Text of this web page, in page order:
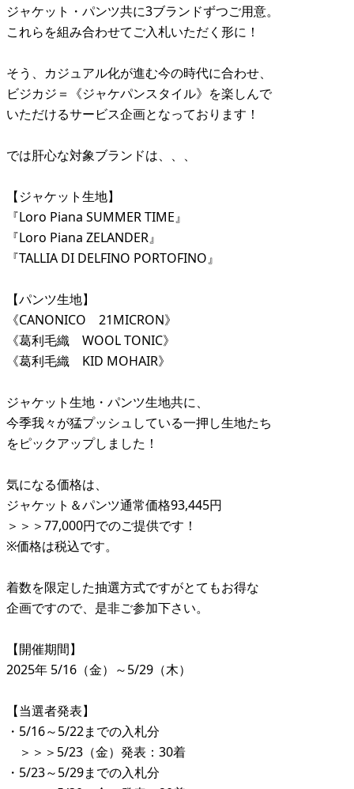
ジャケット・パンツ共に3ブランドずつご用意。
これらを組み合わせてご入札いただく形に！
そう、カジュアル化が進む今の時代に合わせ、
ビジカジ＝《ジャケパンスタイル》を楽しんで
いただけるサービス企画となっております！
では肝心な対象ブランドは、、、
【ジャケット生地】
『Loro Piana SUMMER TIME』
『Loro Piana ZELANDER』
『TALLIA DI DELFINO PORTOFINO』
【パンツ生地】
《CANONICO 21MICRON》
《葛利毛織 WOOL TONIC》
《葛利毛織 KID MOHAIR》
ジャケット生地・パンツ生地共に、
今季我々が猛プッシュしている一押し生地たち
をピックアップしました！
気になる価格は、
ジャケット＆パンツ通常価格93,445円
＞＞＞77,000円でのご提供です！
※価格は税込です。
着数を限定した抽選方式ですがとてもお得な
企画ですので、是非ご参加下さい。
【開催期間】
2025年 5/16（金）～5/29（木）
【当選者発表】
・5/16～5/22までの入札分
＞＞＞5/23（金）発表：30着
・5/23～5/29までの入札分